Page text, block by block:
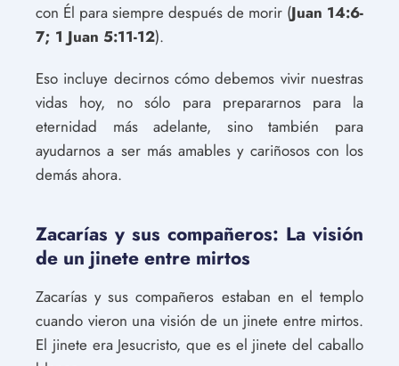
con Él para siempre después de morir (Juan 14:6-
7; 1 Juan 5:11-12).
Eso incluye decirnos cómo debemos vivir nuestras
vidas hoy, no sólo para prepararnos para la
eternidad más adelante, sino también para
ayudarnos a ser más amables y cariñosos con los
demás ahora.
Zacarías y sus compañeros: La visión
de un jinete entre mirtos
Zacarías y sus compañeros estaban en el templo
cuando vieron una visión de un jinete entre mirtos.
El jinete era Jesucristo, que es el jinete del caballo